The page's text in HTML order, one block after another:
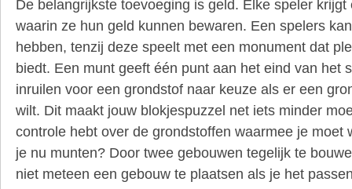
De belangrijkste toevoeging is geld. Elke speler
waarin ze hun geld kunnen bewaren. Een spelers
hebben, tenzij deze speelt met een monument dat
biedt. Een munt geeft één punt aan het eind van het
inruilen voor een grondstof naar keuze als er een
wilt. Dit maakt jouw blokjespuzzel net iets minder
controle hebt over de grondstoffen waarmee je moet
je nu munten? Door twee gebouwen tegelijk te
niet meteen een gebouw te plaatsen als je het